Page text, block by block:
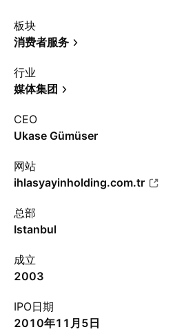
板块
消费者服务
行业
媒体集团
CEO
Ukase Gümüser
网站
ihlasyayinholding.com.tr
总部
Istanbul
成立
2003
IPO日期
2010年11月5日